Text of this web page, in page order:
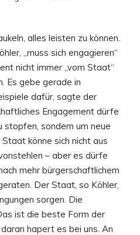
alles leisten zu können.
„muss sich engagieren“
nicht immer „vom Staat“
Es gebe gerade in
dafür, sagte der
Engagement dürfe
stopfen, sondern um neue
könne sich nicht aus
– aber es dürfe
mehr bürgerschaftlichem
Der Staat, so Köhler,
sorgen. Die
ist die beste Form der
hapert es bei uns. An